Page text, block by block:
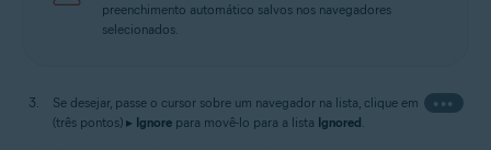
preenchimento automático salvos nos navegadores
selecionados.
Se desejar, passe o cursor sobre um navegador na lista, clique em
•••
(três pontos) ▸ Ignore para movê-lo para a lista Ignored.